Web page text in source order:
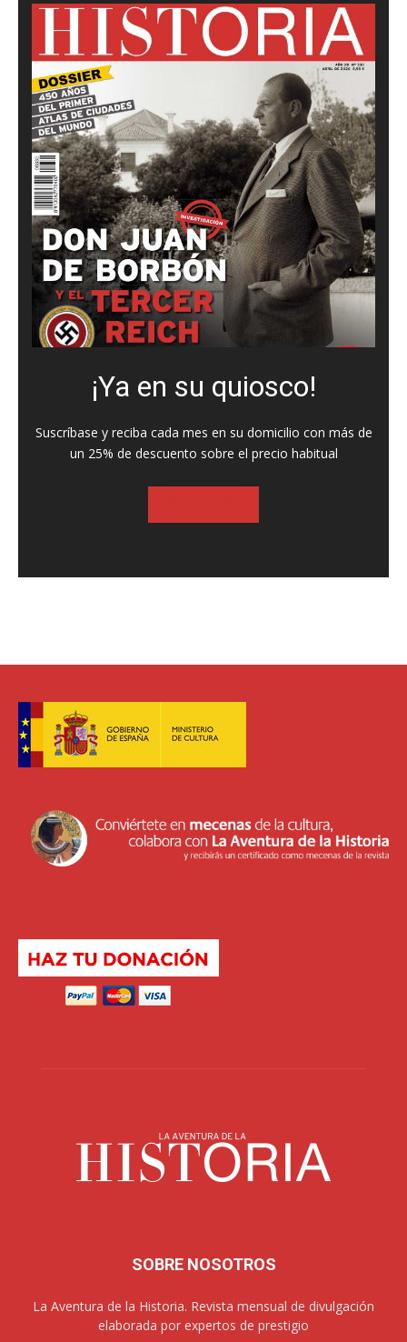
¡Ya en su quiosco!
Suscríbase y reciba cada mes en su domicilio con más de
un 25% de descuento sobre el precio habitual
SOBRE NOSOTROS
La Aventura de la Historia. Revista mensual de divulgación
elaborada por expertos de prestigio